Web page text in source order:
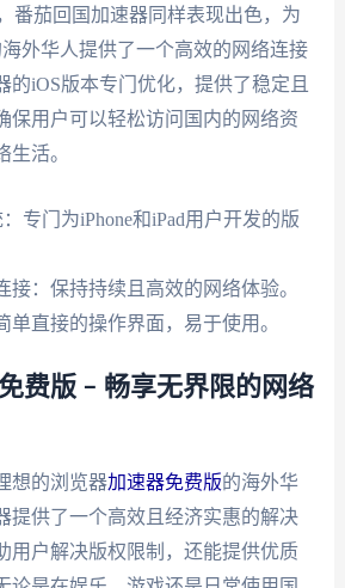
番茄回国加速器同样表现出色，为
海外华人提供了一个高效的网络连接
的iOS版本专门优化，提供了稳定且
保用户可以轻松访问国内的网络资
生活。
专门为iPhone和iPad用户开发的版
接：保持持续且高效的网络体验。
单直接的操作界面，易于使用。
费版 – 畅享无界限的网络
想的浏览器加速器免费版的海外华
提供了一个高效且经济实惠的解决
用户解决版权限制，还能提供优质